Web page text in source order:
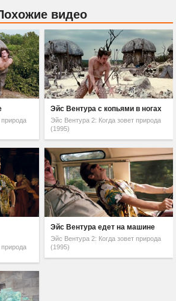
видео
природа
Эйс Вентура с копьями в ногах
Эйс Вентура 2: Когда зовет природа
(1995)
природа
Эйс Вентура едет на машине
Эйс Вентура 2: Когда зовет природа
(1995)